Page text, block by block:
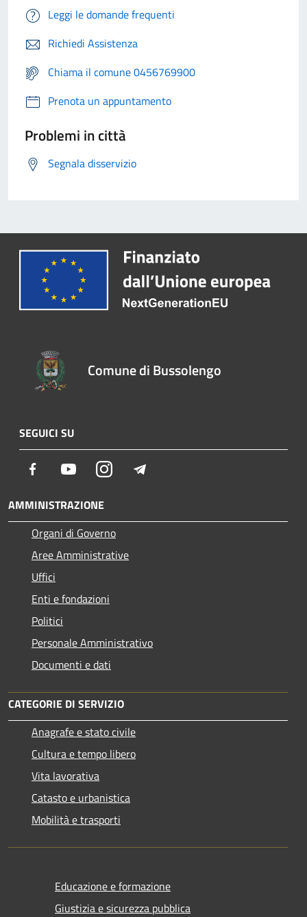
Leggi le domande frequenti
Richiedi Assistenza
Chiama il comune 0456769900
Prenota un appuntamento
Problemi in città
Segnala disservizio
Comune di Bussolengo
SEGUICI SU
Facebook YoutubeInstagram
AMMINISTRAZIONE
Organi di Governo
Aree Amministrative
Uffici
Enti e fondazioni
Politici
Personale Amministrativo
Documenti e dati
CATEGORIE DI SERVIZIO
Anagrafe e stato civile
Cultura e tempo libero
Vita lavorativa
Catasto e urbanistica
Mobilità e trasporti
Educazione e formazione
Giustizia e sicurezza pubblica